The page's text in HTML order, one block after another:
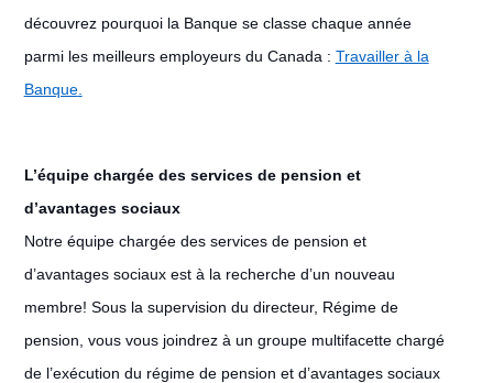
découvrez pourquoi la Banque se classe chaque année
parmi les meilleurs employeurs du Canada : Travailler à la
Banque.
L’équipe chargée des services de pension et
d’avantages sociaux
Notre équipe chargée des services de pension et
d’avantages sociaux est à la recherche d’un nouveau
membre! Sous la supervision du directeur, Régime de
pension, vous vous joindrez à un groupe multifacette chargé
de l’exécution du régime de pension et d’avantages sociaux